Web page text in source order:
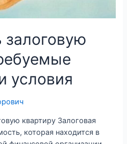
залоговую
условия
квартиру Залоговая
которая находится в